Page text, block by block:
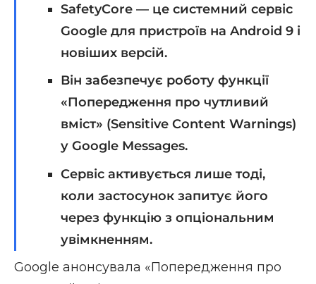
SafetyCore — це системний сервіс
Google для пристроїв на Android 9 і
новіших версій.
Він забезпечує роботу функції
«Попередження про чутливий
вміст» (Sensitive Content Warnings)
у Google Messages.
Сервіс активується лише тоді,
коли застосунок запитує його
через функцію з опціональним
увімкненням.
Google анонсувала «Попередження про